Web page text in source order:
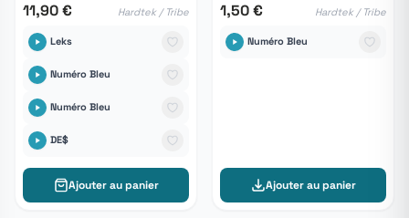
11,90 € Hardtek / Tribe
Leks
Numéro Bleu
Numéro Bleu
DE$
Ajouter au panier
1,50 € Hardtek / Tribe
Numéro Bleu
Ajouter au panier